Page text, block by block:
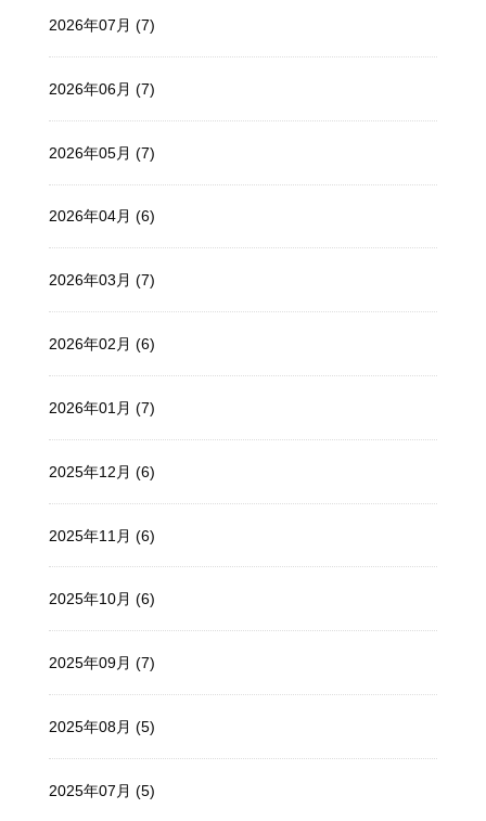
2026年07月 (7)
2026年06月 (7)
2026年05月 (7)
2026年04月 (6)
2026年03月 (7)
2026年02月 (6)
2026年01月 (7)
2025年12月 (6)
2025年11月 (6)
2025年10月 (6)
2025年09月 (7)
2025年08月 (5)
2025年07月 (5)